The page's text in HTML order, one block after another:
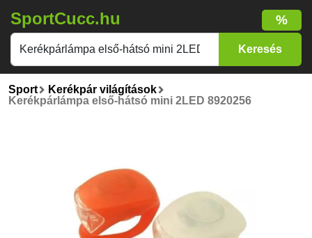
SportCucc.hu %
Sport
Kerékpár világítások
Kerékpárlámpa első-hátsó mini 2LED 8920256